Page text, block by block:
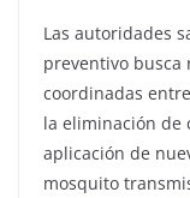
Las autoridades
preventivo busca
coordinadas
la eliminación de
aplicación de
mosquito